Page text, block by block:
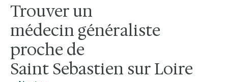
Trouver un
médecin généraliste
proche de
Saint Sebastien sur Loire